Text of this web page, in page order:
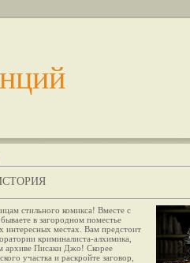
стильного комикса! Вместе с
в загородном поместье
интересных местах. Вам предстоит
криминалиста-алхимика,
архиве Писаки Джо! Скорее
участка и раскройте заговор,